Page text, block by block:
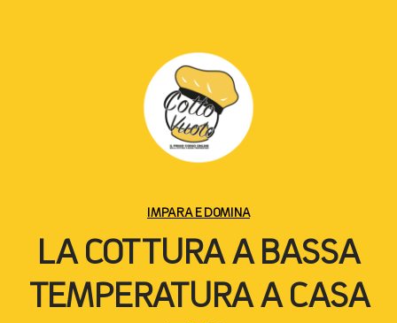
IMPARA E DOMINA
LA COTTURA A BASSA
TEMPERATURA A CASA